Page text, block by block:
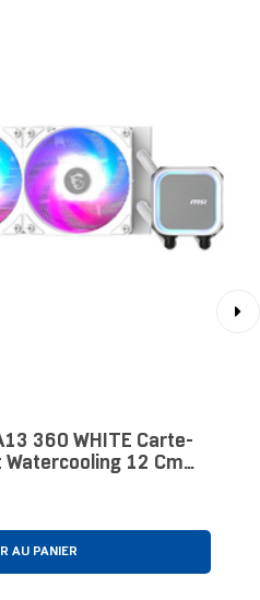
360 WHITE Carte-
Watercooling 12 Cm
AU PANIER